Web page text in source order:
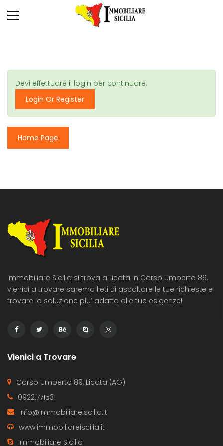
Devi effettuare il login per continuare.
Login Or Register
Home Page
Immobiliare Sicilia si trova a Licata in Corso Umberto 89,
vienici a trovare saremo lieti di ascoltare le tue richieste e
trovare la soluzione piu’ adatta alle tue esigenze!
Vienici a Trovare
Corso Umberto 89, Licata (AG)
0922.771531
info@immobiliareiscilia.it
www.immobiliareiscilia.it
Immobiliare Sicilia